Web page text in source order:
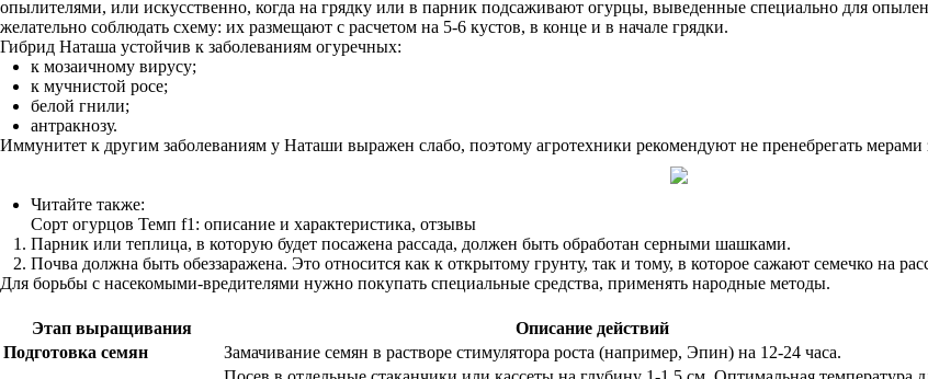
опылителями, или искусственно, когда на грядку или в парник подсаживают огурцы, выведенные специально для
желательно соблюдать схему: их размещают с расчетом на 5-6 кустов, в конце и в начале грядки.
Гибрид Наташа устойчив к заболеваниям огуречных:
к мозаичному вирусу;
к мучнистой росе;
белой гнили;
антракнозу.
Иммунитет к другим заболеваниям у Наташи выражен слабо, поэтому агротехники рекомендуют не пренебрегать
Читайте также:
Сорт огурцов Темп f1: описание и характеристика, отзывы
Парник или теплица, в которую будет посажена рассада, должен быть обработан серными шашками.
Почва должна быть обеззаражена. Это относится как к открытому грунту, так и тому, в которое сажают семечко на
Для борьбы с насекомыми-вредителями нужно покупать специальные средства, применять народные методы.
Этап выращивания Описание действий
Подготовка семян
Замачивание семян в растворе стимулятора роста (например, Эпин) на 12-24 часа.